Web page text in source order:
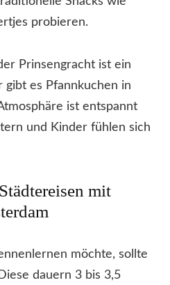
probieren.
Prinsengracht ist ein
gibt es Pfannkuchen in
ist entspannt
und Kinder fühlen sich
mit
möchte, sollte
dauern 3 bis 3,5